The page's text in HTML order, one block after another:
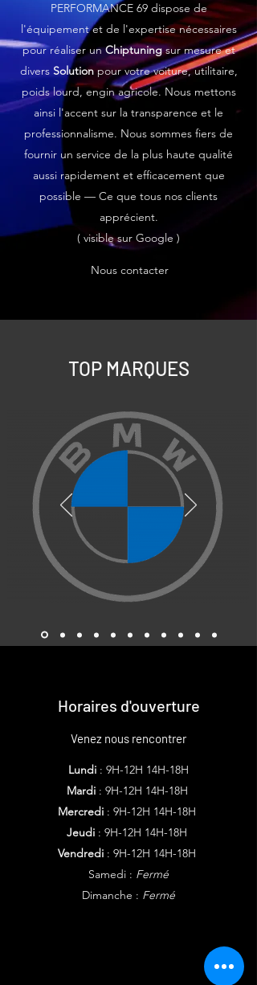
PERFORMANCE 69 dispose de
l'équipement et de l'expertise nécessaires
pour réaliser unChiptuningsur mesure et
divers Solution pour votre voiture, utilitaire,
poids lourd, engin agricole. Nous mettons
ainsi l'accent sur la transparence et le
professionnalisme. Nous sommes fiers de
fournir un service de la plus haute qualité
aussi rapidement et efficacement que
possible — Ce que tous nos clients
apprécient.
( visible sur Google )
Nous contacter
TOP MARQUES
Horaires d'ouverture
Venez nous rencontrer
Lundi : 9H-12H 14H-18H
Mardi: 9H-12H 14H-18H
Mercredi : 9H-12H 14H-18H
Jeudi : 9H-12H 14H-18H
Vendredi : 9H-12H 14H-18H
Samedi : Fermé
Dimanche : Fermé